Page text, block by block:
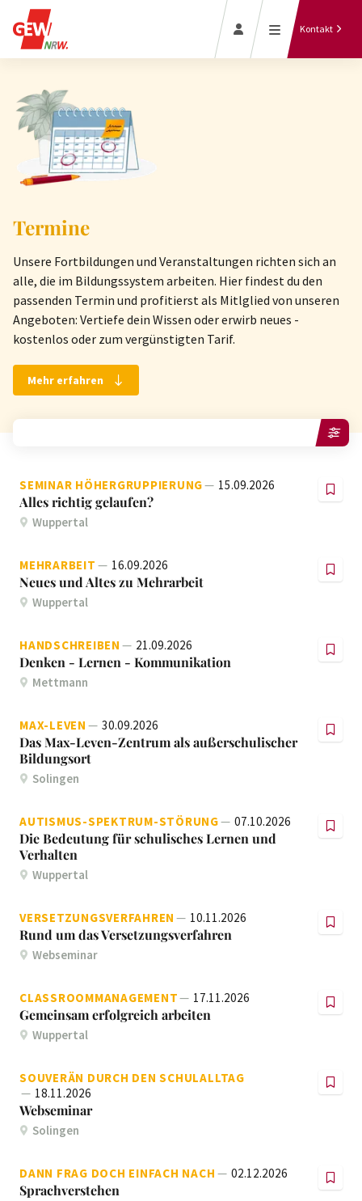
Kontakt
Gewerkschaft
intern vor Ort
GEW-
Termine
Unsere Fortbildungen und Veranstaltungen richten sich an
alle, die im Bildungssystem arbeiten. Hier findest du den
passenden Termin und profitierst als Mitlglied von unseren
Angeboten: Vertiefe dein Wissen oder erwirb neues -
kostenlos oder zum vergünstigten Tarif.
Mehr erfahren
SEMINAR HÖHERGRUPPIERUNG 15.09.2026
Alles richtig gelaufen?
Wuppertal
MEHRARBEIT 16.09.2026
Neues und Altes zu Mehrarbeit
Wuppertal
HANDSCHREIBEN 21.09.2026
Denken - Lernen - Kommunikation
Mettmann
MAX-LEVEN 30.09.2026
Das Max-Leven-Zentrum als außerschulischer
Bildungsort
Solingen
AUTISMUS-SPEKTRUM-STÖRUNG 07.10.2026
Die Bedeutung für schulisches Lernen und
Verhalten
Wuppertal
VERSETZUNGSVERFAHREN 10.11.2026
Rund um das Versetzungsverfahren
Webseminar
CLASSROOMMANAGEMENT 17.11.2026
Gemeinsam erfolgreich arbeiten
Wuppertal
SOUVERÄN DURCH DEN SCHULALLTAG
18.11.2026
Webseminar
Solingen
DANN FRAG DOCH EINFACH NACH 02.12.2026
Sprachverstehen